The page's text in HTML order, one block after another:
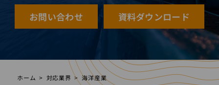
お問い合わせ 資料ダウンロード
ホーム 対応業界 海洋産業